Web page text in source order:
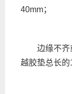
40mm；
边缘不齐或
越胶垫总长的